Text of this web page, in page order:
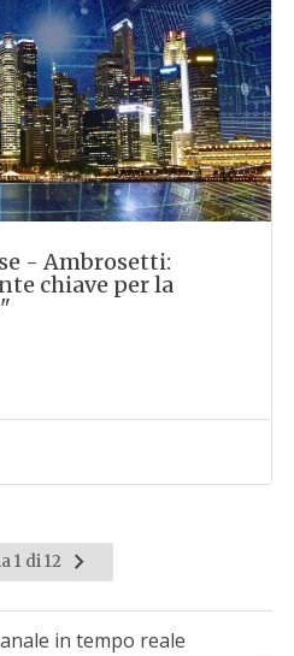
- Ambrosetti:
chiave per la
1 di 12
in tempo reale